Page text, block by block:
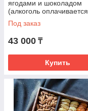
ягодами и шоколадом
(алкоголь оплачивается
отдельно)
Под заказ
43 000 ₸
Купить